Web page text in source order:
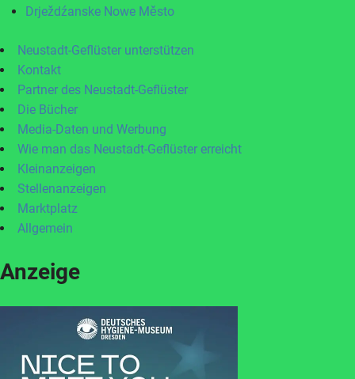
Drježdźanske Nowe Město
Neustadt-Geflüster unterstützen
Kontakt
Partner des Neustadt-Geflüster
Die Bücher
Media-Daten und Werbung
Wie man das Neustadt-Geflüster erreicht
Kleinanzeigen
Stellenanzeigen
Marktplatz
Allgemein
Anzeige